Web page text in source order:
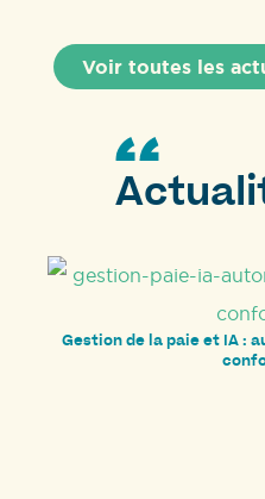
Voir toutes les
Gestion de la paie et IA :